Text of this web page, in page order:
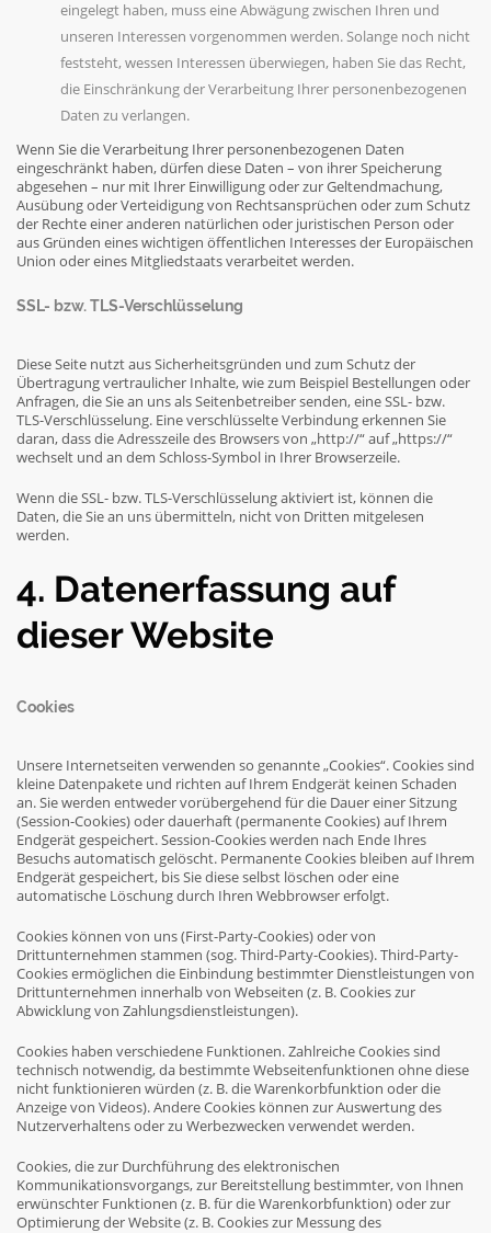
eingelegt haben, muss eine Abwägung zwischen Ihren und
unseren Interessen vorgenommen werden. Solange noch nicht
feststeht, wessen Interessen überwiegen, haben Sie das Recht,
die Einschränkung der Verarbeitung Ihrer personenbezogenen
Daten zu verlangen.
Wenn Sie die Verarbeitung Ihrer personenbezogenen Daten
eingeschränkt haben, dürfen diese Daten – von ihrer Speicherung
abgesehen – nur mit Ihrer Einwilligung oder zur Geltendmachung,
Ausübung oder Verteidigung von Rechtsansprüchen oder zum Schutz
der Rechte einer anderen natürlichen oder juristischen Person oder
aus Gründen eines wichtigen öffentlichen Interesses der Europäischen
Union oder eines Mitgliedstaats verarbeitet werden.
SSL- bzw. TLS-Verschlüsselung
Diese Seite nutzt aus Sicherheitsgründen und zum Schutz der
Übertragung vertraulicher Inhalte, wie zum Beispiel Bestellungen oder
Anfragen, die Sie an uns als Seitenbetreiber senden, eine SSL- bzw.
TLS-Verschlüsselung. Eine verschlüsselte Verbindung erkennen Sie
daran, dass die Adresszeile des Browsers von „http://“ auf „https://“
wechselt und an dem Schloss-Symbol in Ihrer Browserzeile.
Wenn die SSL- bzw. TLS-Verschlüsselung aktiviert ist, können die
Daten, die Sie an uns übermitteln, nicht von Dritten mitgelesen
werden.
4. Datenerfassung auf
dieser Website
Cookies
Unsere Internetseiten verwenden so genannte „Cookies“. Cookies sind
kleine Datenpakete und richten auf Ihrem Endgerät keinen Schaden
an. Sie werden entweder vorübergehend für die Dauer einer Sitzung
(Session-Cookies) oder dauerhaft (permanente Cookies) auf Ihrem
Endgerät gespeichert. Session-Cookies werden nach Ende Ihres
Besuchs automatisch gelöscht. Permanente Cookies bleiben auf Ihrem
Endgerät gespeichert, bis Sie diese selbst löschen oder eine
automatische Löschung durch Ihren Webbrowser erfolgt.
Cookies können von uns (First-Party-Cookies) oder von
Drittunternehmen stammen (sog. Third-Party-Cookies). Third-Party-
Cookies ermöglichen die Einbindung bestimmter Dienstleistungen von
Drittunternehmen innerhalb von Webseiten (z. B. Cookies zur
Abwicklung von Zahlungsdienstleistungen).
Cookies haben verschiedene Funktionen. Zahlreiche Cookies sind
technisch notwendig, da bestimmte Webseitenfunktionen ohne diese
nicht funktionieren würden (z. B. die Warenkorbfunktion oder die
Anzeige von Videos). Andere Cookies können zur Auswertung des
Nutzerverhaltens oder zu Werbezwecken verwendet werden.
Cookies, die zur Durchführung des elektronischen
Kommunikationsvorgangs, zur Bereitstellung bestimmter, von Ihnen
erwünschter Funktionen (z. B. für die Warenkorbfunktion) oder zur
Optimierung der Website (z. B. Cookies zur Messung des